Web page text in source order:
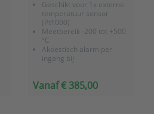
Geschikt voor 1x externe
temperatuur sensor
(Pt1000)
Meetbereik -200 tot +500
°C
Akoestisch alarm per
ingang bij
menugestuurd via de
Vanaf € 385,00